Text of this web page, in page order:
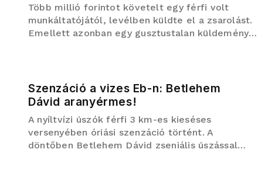
Több millió forintot követelt egy férfi volt
munkáltatójától, levélben küldte el a zsarolást.
Emellett azonban egy gusztustalan küldemény
Szenzáció a vizes Eb-n: Betlehem
Dávid aranyérmes!
A nyíltvízi úszók férfi 3 km-es kieséses
versenyében óriási szenzáció történt. A
döntőben Betlehem Dávid zseniális úszással